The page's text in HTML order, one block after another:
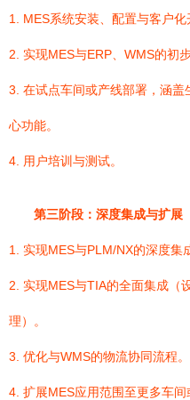
1. MES系统安装、配置与客户化
2. 实现MES与ERP、WMS的初
3. 在试点车间或产线部署，涵
心功能。
4. 用户培训与测试。
第三阶段：深度集成与扩展
1. 实现MES与PLM/NX的深度集
2. 实现MES与TIA的全面集成（
理）。
3. 优化与WMS的物流协同流程。
4. 扩展MES应用范围至更多车间